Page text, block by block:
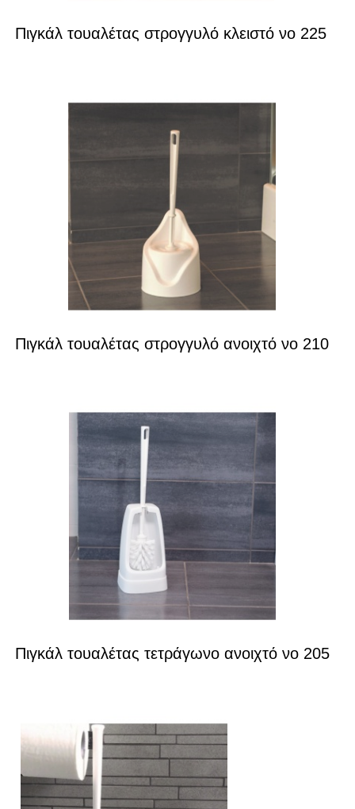
Πιγκάλ τουαλέτας στρογγυλό κλειστό νο 225
Πιγκάλ τουαλέτας στρογγυλό ανοιχτό νο 210
Πιγκάλ τουαλέτας τετράγωνο ανοιχτό νο 205